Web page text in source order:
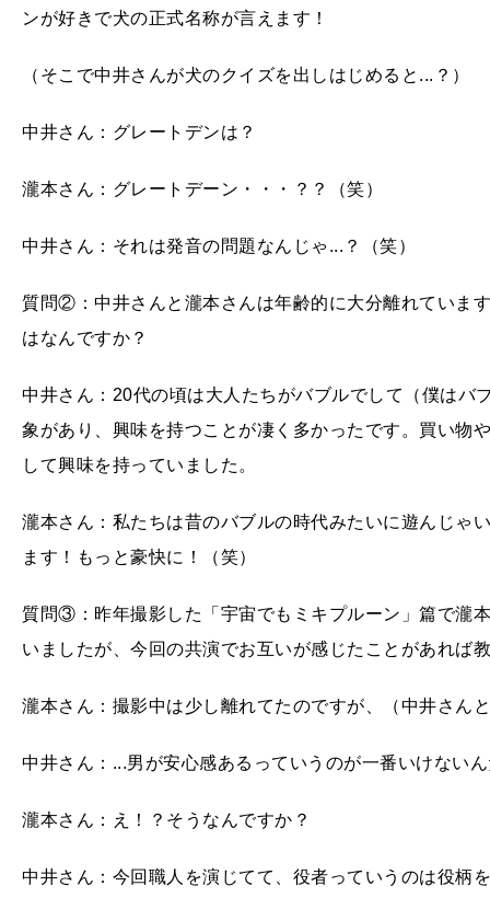
ンが好きで犬の正式名称が言えます！
（そこで中井さんが犬のクイズを出しはじめると...？）
中井さん：グレートデンは？
瀧本さん：グレートデーン・・・？？（笑）
中井さん：それは発音の問題なんじゃ...？（笑）
質問②：中井さんと瀧本さんは年齢的に大分離れていま
はなんですか？
中井さん：20代の頃は大人たちがバブルでして（僕はバ
象があり、興味を持つことが凄く多かったです。買い物
して興味を持っていました。
瀧本さん：私たちは昔のバブルの時代みたいに遊んじゃ
ます！もっと豪快に！（笑）
質問③：昨年撮影した「宇宙でもミキプルーン」篇で瀧
いましたが、今回の共演でお互いが感じたことがあれば
瀧本さん：撮影中は少し離れてたのですが、（中井さん
中井さん：...男が安心感あるっていうのが一番いけない
瀧本さん：え！？そうなんですか？
中井さん：今回職人を演じてて、役者っていうのは役柄